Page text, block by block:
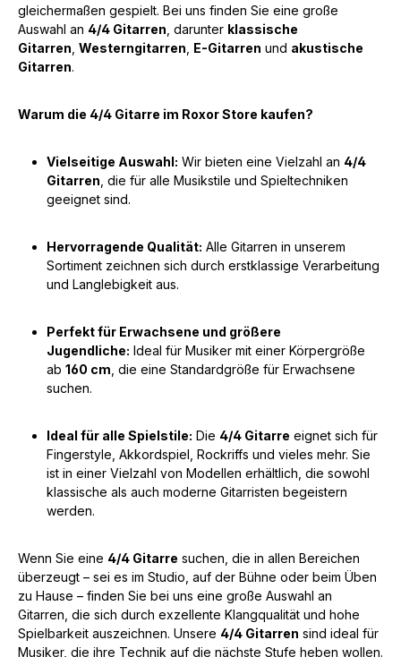
gleichermaßen gespielt. Bei uns finden Sie eine große
Auswahl an 4/4 Gitarren , darunter klassische
Gitarren Westerngitarren E-Gitarren und akustische
Gitarren.
Warum die 4/4 Gitarre im Roxor Store kaufen?
Vielseitige Auswahl: Wir bieten eine Vielzahl an 4/4
Gitarren , die für alle Musikstile und Spieltechniken
geeignet sind.
Hervorragende Qualität: Alle Gitarren in unserem
Sortiment zeichnen sich durch erstklassige Verarbeitung
und Langlebigkeit aus.
Perfekt für Erwachsene und größere
Jugendliche: Ideal für Musiker mit einer Körpergröße
ab 160 cm , die eine Standardgröße für Erwachsene
suchen.
Ideal für alle Spielstile: Die 4/4 Gitarre eignet sich für
Fingerstyle, Akkordspiel, Rockriffs und vieles mehr. Sie
ist in einer Vielzahl von Modellen erhältlich, die sowohl
klassische als auch moderne Gitarristen begeistern
werden.
Wenn Sie eine 4/4 Gitarre suchen, die in allen Bereichen
überzeugt – sei es im Studio, auf der Bühne oder beim Üben
zu Hause – finden Sie bei uns eine große Auswahl an
Gitarren, die sich durch exzellente Klangqualität und hohe
Spielbarkeit auszeichnen. Unsere 4/4 Gitarren sind ideal für
Musiker, die ihre Technik auf die nächste Stufe heben wollen.